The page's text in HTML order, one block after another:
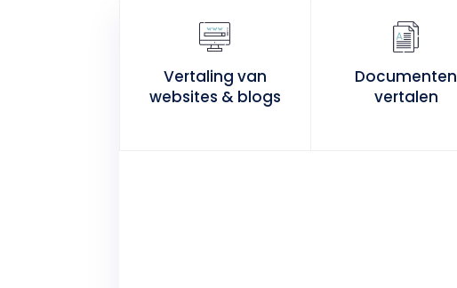
Vertaling van
websites & blogs
Documenten
vertalen